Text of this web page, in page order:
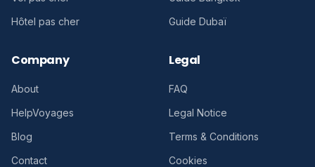
Hôtel pas cher
Guide Dubaï
Company
About
HelpVoyages
Blog
Contact
Legal
FAQ
Legal Notice
Terms & Conditions
Cookies